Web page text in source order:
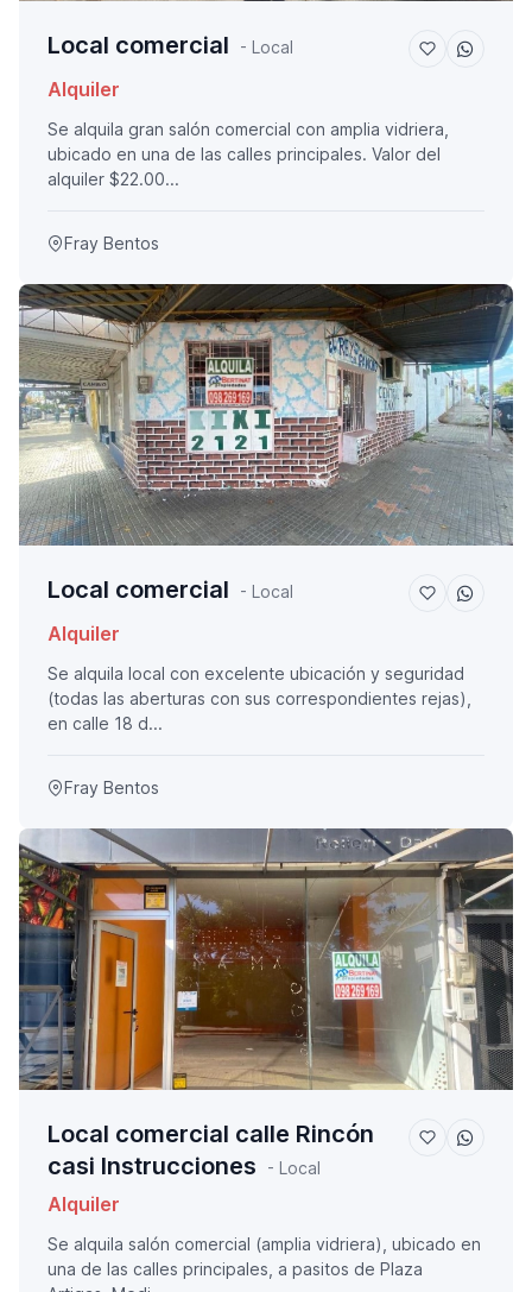
Local comercial - Local
Alquiler
Se alquila gran salón comercial con amplia vidriera,
ubicado en una de las calles principales. Valor del
alquiler $22.00...
Fray Bentos
Local comercial - Local
Alquiler
Se alquila local con excelente ubicación y seguridad
(todas las aberturas con sus correspondientes rejas),
en calle 18 d...
Fray Bentos
Local comercial calle Rincón
casi Instrucciones
- Local
Alquiler
Se alquila salón comercial (amplia vidriera), ubicado en
una de las calles principales, a pasitos de Plaza